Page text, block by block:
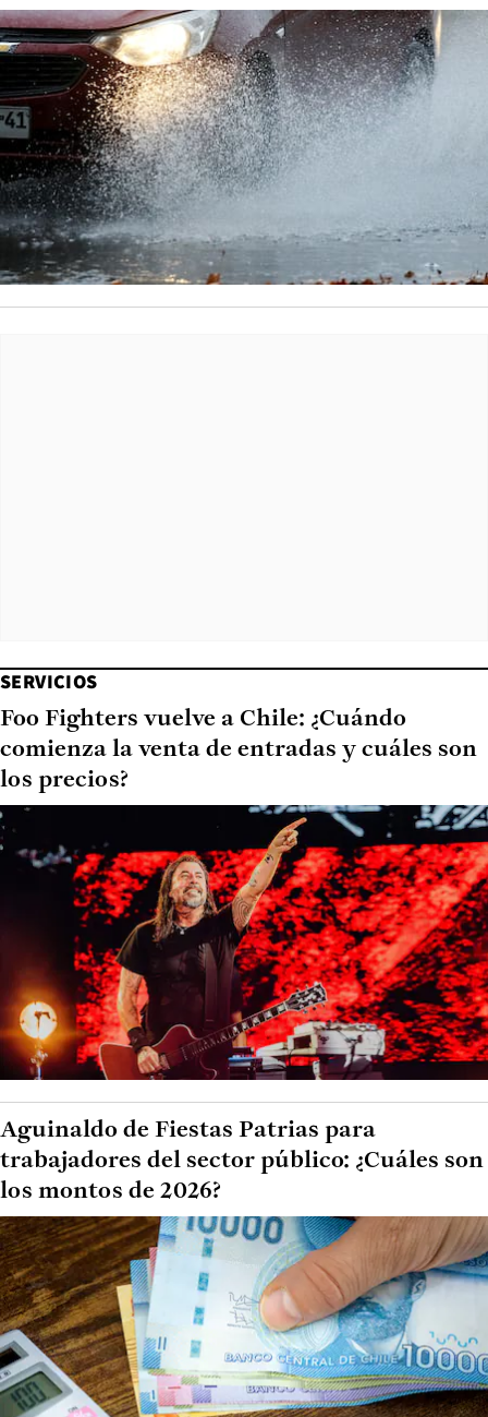
SERVICIOS
Foo Fighters vuelve a Chile: ¿Cuándo
comienza la venta de entradas y cuáles son
los precios?
Aguinaldo de Fiestas Patrias para
trabajadores del sector público: ¿Cuáles son
los montos de 2026?